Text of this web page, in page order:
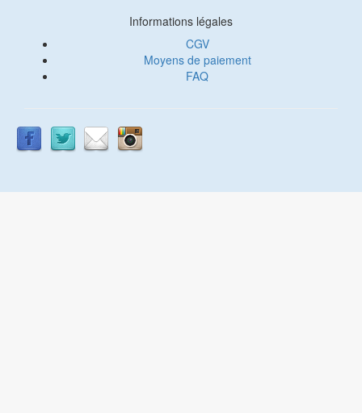
Informations légales
CGV
Moyens de paiement
FAQ